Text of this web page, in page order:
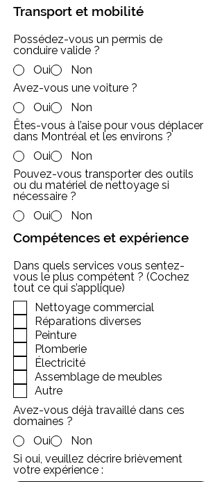
Transport et mobilité
Possédez-vous un permis de
conduire valide ?
Oui
Non
Avez-vous une voiture ?
Oui
Non
Êtes-vous à l’aise pour vous déplacer
dans Montréal et les environs ?
Oui
Non
Pouvez-vous transporter des outils
ou du matériel de nettoyage si
nécessaire ?
Oui
Non
Compétences et expérience
Dans quels services vous sentez-
vous le plus compétent ? (Cochez
tout ce qui s’applique)
Nettoyage commercial
Réparations diverses
Peinture
Plomberie
Électricité
Assemblage de meubles
Autre
Avez-vous déjà travaillé dans ces
domaines ?
Oui
Non
Si oui, veuillez décrire brièvement
votre expérience :